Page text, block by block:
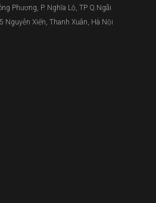
Phương, P. Nghĩa Lộ, TP Q.Ngãi
Nguyễn Xiển, Thanh Xuân, Hà Nội